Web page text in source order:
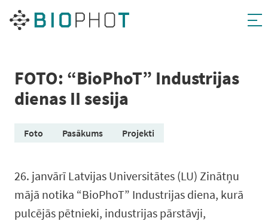
Pāriet
FOTO: “BioPhoT” Industrijas
dienas II sesija
Foto Pasākums Projekti
26. janvārī Latvijas Universitātes (LU) Zinātņu
mājā notika “BioPhoT” Industrijas diena, kurā
pulcējās pētnieki, industrijas pārstāvji,